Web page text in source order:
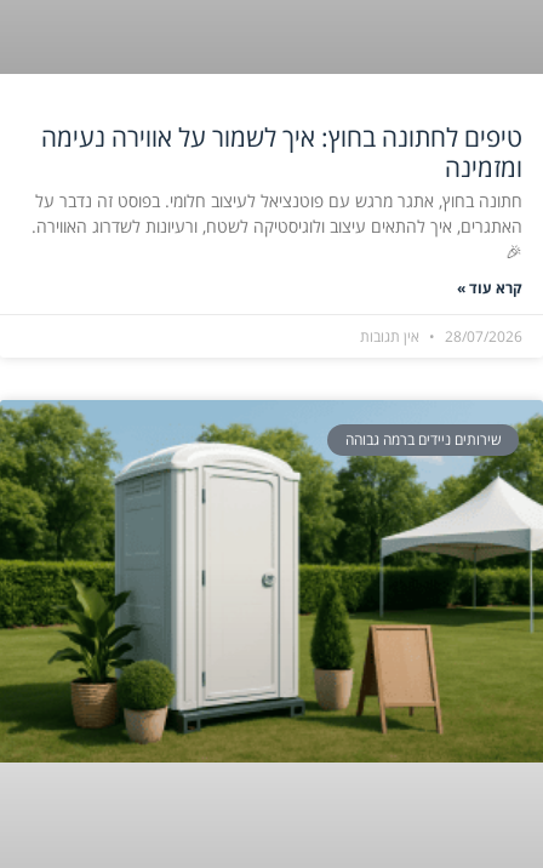
טיפים לחתונה בחוץ: איך לשמור על אווירה נעימה
ומזמינה
חתונה בחוץ, אתגר מרגש עם פוטנציאל לעיצוב חלומי. בפוסט זה נדבר על
האתגרים, איך להתאים עיצוב ולוגיסטיקה לשטח, ורעיונות לשדרוג האווירה.
🎉
קרא עוד »
28/07/2026 אין תגובות
שירותים ניידים ברמה גבוהה